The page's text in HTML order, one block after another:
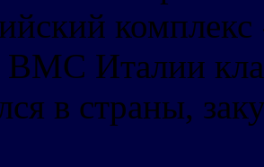
ВМС Италии
в страны,